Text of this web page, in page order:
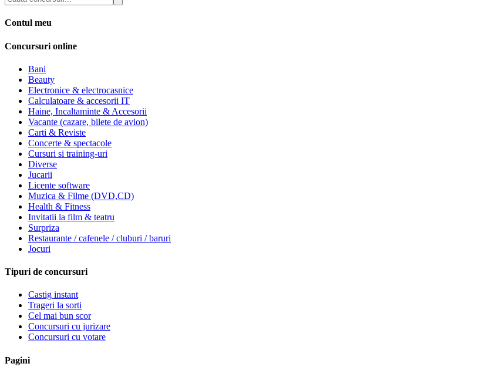
Contul meu
Concursuri online
Bani
Beauty
Electronice & electrocasnice
Calculatoare & accesorii IT
Haine, Incaltaminte & Accesorii
Vacante (cazare, bilete de avion)
Carti & Reviste
Concerte & spectacole
Cursuri si training-uri
Diverse
Jucarii
Licente software
Muzica & Filme (DVD,CD)
Health & Fitness
Invitatii la film & teatru
Surpriza
Restaurante / cafenele / cluburi / baruri
Jocuri
Tipuri de concursuri
Castig instant
Trageri la sorti
Cel mai bun scor
Concursuri cu jurizare
Concursuri cu votare
Pagini